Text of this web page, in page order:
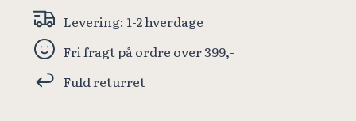
A0333
192
antal
Levering: 1-2 hverdage
Fri fragt på ordre over 399,-
Fuld returret